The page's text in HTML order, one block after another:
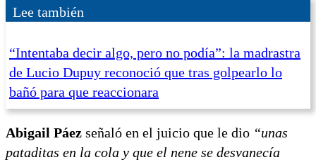
Lee también
“Intentaba decir algo, pero no podía”: la madrastra
de Lucio Dupuy reconoció que tras golpearlo lo
bañó para que reaccionara
Abigail Páez señaló en el juicio que le dio “unas
pataditas en la cola y que el nene se desvanecía